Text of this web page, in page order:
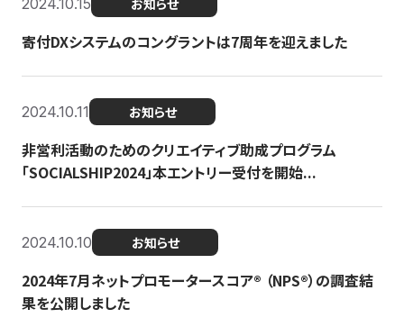
2024.10.15 お知らせ
寄付DXシステムのコングラントは7周年を迎えました
2024.10.11 お知らせ
非営利活動のためのクリエイティブ助成プログラム
「SOCIALSHIP2024」本エントリー受付を開始...
2024.10.10 お知らせ
2024年7月ネットプロモータースコア®︎ （NPS®︎）の調査結
果を公開しました